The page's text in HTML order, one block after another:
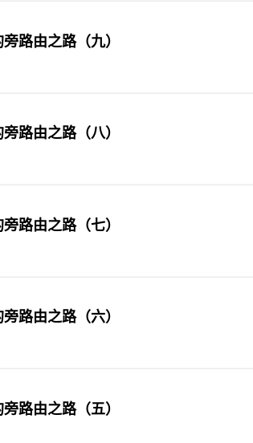
路由之路（九）
路由之路（八）
路由之路（七）
路由之路（六）
路由之路（五）